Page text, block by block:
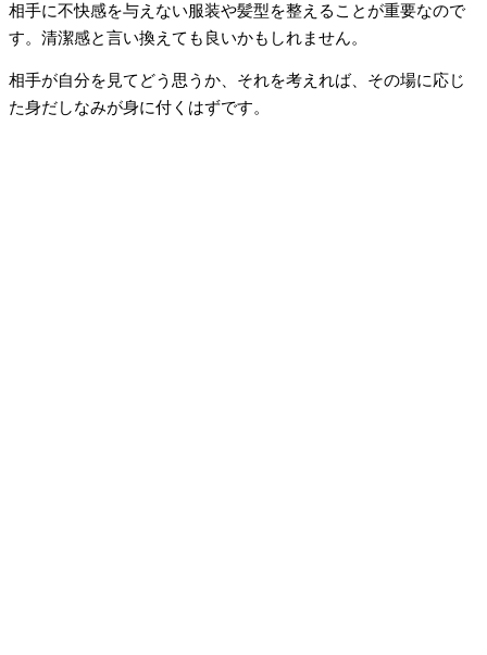
相手に不快感を与えない服装や髪型を整えることが重要なので
す。清潔感と言い換えても良いかもしれません。
相手が自分を見てどう思うか、それを考えれば、その場に応じ
た身だしなみが身に付くはずです。